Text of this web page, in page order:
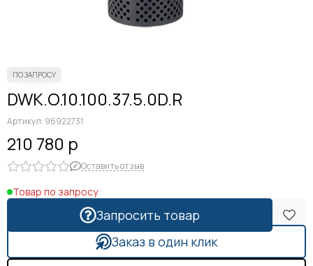
DWK.O.10.100.37.5.0D.R
Артикул: 96922731
210 780 р
Оставить отзыв
Товар по запросу
Запросить товар
Заказ в один клик